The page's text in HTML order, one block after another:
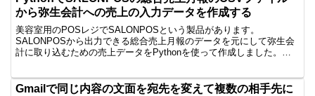
から弥生会計への売上の入力データを作成する
美容室用のPOSレジでSALONPOSという製品があります。
SALONPOSから出力できる総合売上月報のデータを元にして弥生会
計に取り込むための売上データをPythonを使って作成しました。プ
Gmailで同じ内容の文面を宛先を変えて複数の相手先に